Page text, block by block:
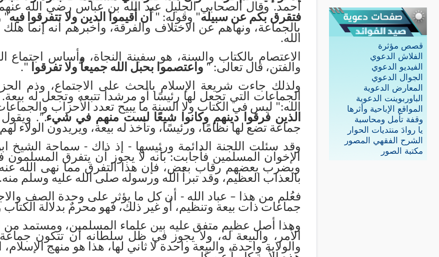
قصص مؤثرة
الفلاش الدعوي
الفيديو الدعوي
الجوال الدعوي
المعارض الدعوية
الباوربوينت الدعوية
المواقع الإباحية وأثرها
وقفة تأمل ومحاسبة
يا روادَ منتديات الحوار
الشرح الفقهي المصور
مكتبة الصور
أحمد. وقال الصحابي الجليل عبد الله بن عباس رضي الله
فتقرق بكم عن سبيله" وقوله: " أن أقيموا الدين ولا تتفرقوا فيه"
بالجماعة، ونهاهم عن الاختلاف والفرقة، وأخبرهم أنه إنما
الله.
الاعتصام بالكتاب والسنة، هو سفينة النجاة، وأساس اجتماع
والفتن، قال تعالى: " واعتصموا بحبل الله جميعاً ولا تفرقوا ".
ولذلك جاءت شريعة الإسلام بالحث على الاجتماع، وذم
الجماعات التي تجعل لها رئيسًا أو مرشدا تتبعه وتجعل له بيعة.
الله:" ليس في الكتاب ولا السنة ما يبيح تعدد الأحزاب
الذين فرقوا دينهم وكانوا شيعًا لست منهم في شيء”.
.
جماعة تضع لها نظامًا، ورئيسًا، وتأخذ له بيعة، ويريدون الولاء
وقد سئلت اللجنة الدائمة ورئيسها - إذ ذاك - سماحة
الإخوان المسلمين فأجابت: بأنه لا يجوز أن يتفرق المسلمون
ويضرب بعضهم رقاب بعض، فإن هذا التفرق مما نهى الله عنه
بالعذاب العظيم، وقد تبرأ الله ورسوله صلى الله عليه وسلم
فعُلم من هذا – عباد الله - أن كل ما يؤثر على وحدة الصف
جماعات ذات بيعة وتنظيم، أو غير ذلك، فهو محرمٌ بدلالة
وهذا أصل عظيم متفق عليه بين علماء المسلمين، ومستمد من
الأمر، والبيعة له، ولا يجوز في ظل سلطانه أن تتكون
والولاية واحدة، والبيعة واحدة لا ثاني لها، هذا هو منهج